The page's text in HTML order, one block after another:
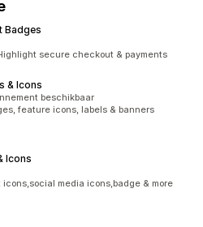
Badges
secure checkout & payments
& Icons
beschikbaar
feature icons, labels & banners
Icons
media icons,badge & more